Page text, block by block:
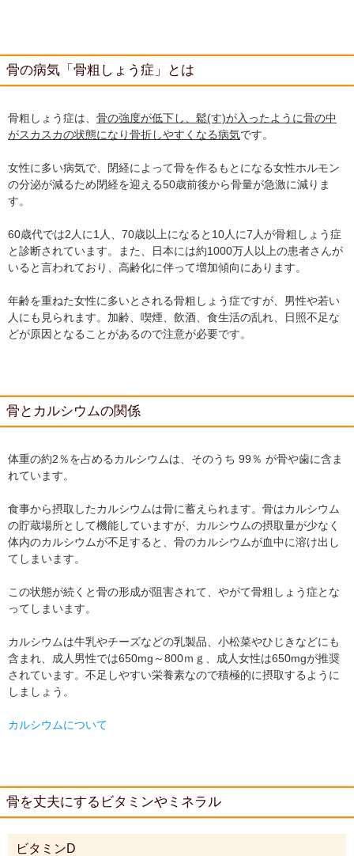
骨の病気「骨粗しょう症」とは
骨粗しょう症は、 骨の強度が低下し、鬆(す)が入ったように骨の中
がスカスカの状態になり骨折しやすくなる病気です。
女性に多い病気で、閉経によって骨を作るもとになる女性ホルモン
の分泌が減るため閉経を迎える50歳前後から骨量が急激に減りま
す。
60歳代では2人に1人、70歳以上になると10人に7人が骨粗しょう症
と診断されています。また、日本には約1000万人以上の患者さんが
いると言われており、高齢化に伴って増加傾向にあります。
年齢を重ねた女性に多いとされる骨粗しょう症ですが、男性や若い
人にも見られます。加齢、喫煙、飲酒、食生活の乱れ、日照不足な
どが原因となることがあるので注意が必要です。
骨とカルシウムの関係
体重の約2％を占めるカルシウムは、そのうち 99％ が骨や歯に含ま
れています。
食事から摂取したカルシウムは骨に蓄えられます。骨はカルシウム
の貯蔵場所として機能していますが、カルシウムの摂取量が少なく
体内のカルシウムが不足すると、骨のカルシウムが血中に溶け出し
てしまいます。
この状態が続くと骨の形成が阻害されて、やがて骨粗しょう症とな
ってしまいます。
カルシウムは牛乳やチーズなどの乳製品、小松菜やひじきなどにも
含まれ、成人男性では650mg～800ｍｇ、成人女性は650mgが推奨
されています。不足しやすい栄養素なので積極的に摂取するように
しましょう。
カルシウムについて
骨を丈夫にするビタミンやミネラル
ビタミンD